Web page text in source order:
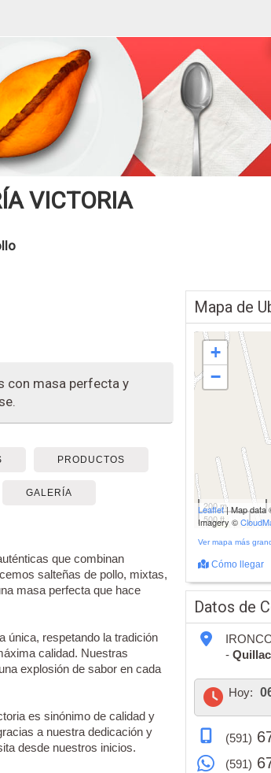
VICTORIA
con masa perfecta y
PRODUCTOS
GALERÍA
que combinan
salteñas de pollo, mixtas,
masa perfecta que hace
única, respetando la tradición
calidad. Nuestras
explosión de sabor en cada
es sinónimo de calidad y
a nuestra dedicación y
desde nuestros inicios.
Mapa de
+
−
200 m
500 ft
Leaflet| Map data
Imagery ©
Ver mapa más
Cómo llegar
Datos de
-
Hoy:
(591)
(591)